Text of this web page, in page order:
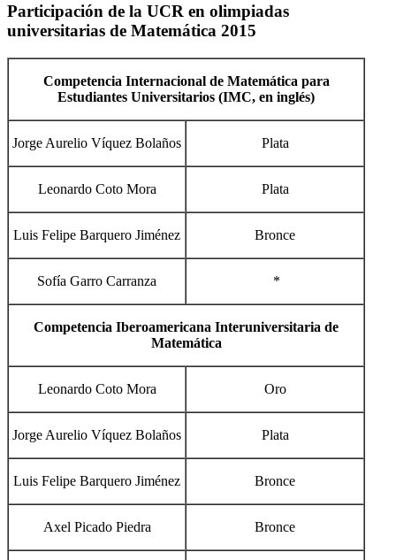
Participación de la UCR en olimpiadas
universitarias de Matemática 2015
Competencia Internacional de Matemática para
Estudiantes Universitarios (IMC, en inglés)
Jorge Aurelio Víquez Bolaños Plata
Leonardo Coto Mora Plata
Luis Felipe Barquero Jiménez Bronce
Sofía Garro Carranza *
Competencia Iberoamericana Interuniversitaria de
Matemática
Leonardo Coto Mora Oro
Jorge Aurelio Víquez Bolaños Plata
Luis Felipe Barquero Jiménez Bronce
Axel Picado Piedra Bronce